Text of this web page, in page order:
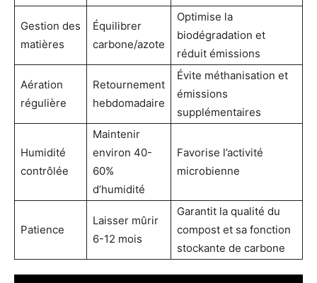
Gestion des
matières
Équilibrer
carbone/azote
Optimise la
biodégradation et
réduit émissions
Aération
régulière
Retournement
hebdomadaire
Évite méthanisation et
émissions
supplémentaires
Humidité
contrôlée
Maintenir
environ 40-
60%
d’humidité
Favorise l’activité
microbienne
Patience
Laisser mûrir
6-12 mois
Garantit la qualité du
compost et sa fonction
stockante de carbone